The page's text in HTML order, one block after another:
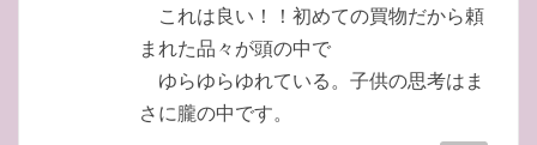
これは良い！！初めての買物だから頼
まれた品々が頭の中で
ゆらゆらゆれている。子供の思考はま
さに朧の中です。